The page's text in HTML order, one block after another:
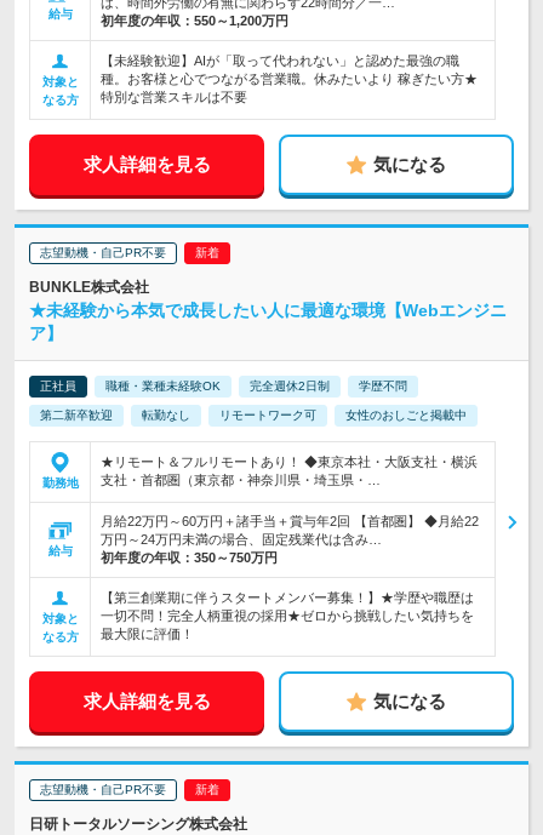
給与
初年度の年収： 550～1,200万円
対象と
なる方
【未経験歓迎】AIが「取って代われない」と認めた最強の職
種。お客様と心でつながる営業職。休みたいより 稼ぎたい方★
特別な営業スキルは不要
求人詳細を見る 気になる
志望動機・自己PR不要
BUNKLE株式会社
★未経験から本気で成長したい人に最適な環境【Webエンジニ
ア】
正社員 職種・業種未経験OK 完全週休2日制 学歴不問
第二新卒歓迎 転勤なし リモートワーク可 女性のおしごと掲載中
勤務地
★リモート＆フルリモートあり！ ◆東京本社・大阪支社・横浜
支社・首都圏（東京都・神奈川県・埼玉県・…
給与
月給22万円～60万円＋諸手当＋賞与年2回 【首都圏】 ◆月給22
万円～24万円未満の場合、固定残業代は含み…
初年度の年収： 350～750万円
対象と
なる方
【第三創業期に伴うスタートメンバー募集！】★学歴や職歴は
一切不問！完全人柄重視の採用★ゼロから挑戦したい気持ちを
最大限に評価！
求人詳細を見る 気になる
志望動機・自己PR不要
日研トータルソーシング株式会社